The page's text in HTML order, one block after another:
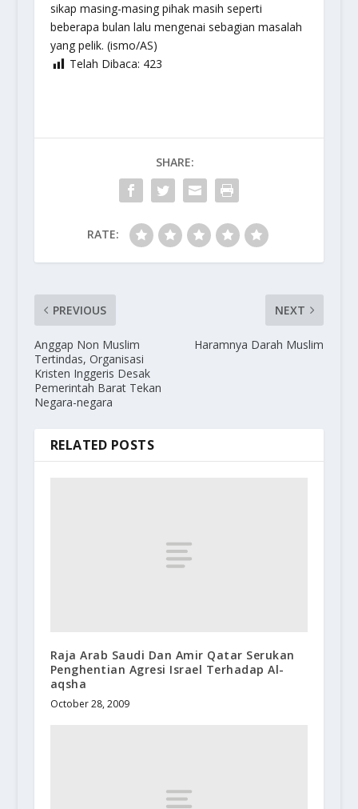
sikap masing-masing pihak masih seperti
beberapa bulan lalu mengenai sebagian masalah
yang pelik. (ismo/AS)
Telah Dibaca: 423
SHARE:
RATE:
PREVIOUS
Anggap Non Muslim
Tertindas, Organisasi
Kristen Inggeris Desak
Pemerintah Barat Tekan
Negara-negara
NEXT
Haramnya Darah Muslim
RELATED POSTS
Raja Arab Saudi Dan Amir Qatar Serukan
Penghentian Agresi Israel Terhadap Al-
aqsha
October 28, 2009